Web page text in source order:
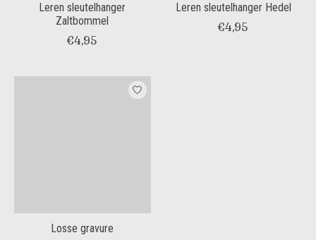
Leren sleutelhanger
Zaltbommel
€4,95
Leren sleutelhanger Hedel
€4,95
Losse gravure